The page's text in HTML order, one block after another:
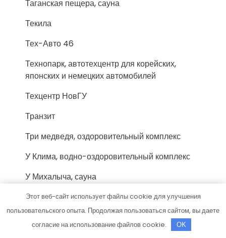
Таганская пещера, сауна
Текила
Тех-Авто 46
Технопарк, автотехцентр для корейских,
японских и немецких автомобилей
Техцентр НовГУ
Транзит
Три медведя, оздоровительный комплекс
У Клима, водно-оздоровительный комплекс
У Михалыча, сауна
У танка, сауна
У трамплина, баня
Этот веб-сайт использует файлы cookie для улучшения
пользовательского опыта. Продолжая пользоваться сайтом, вы даете
согласие на использование файлов cookie.
OK